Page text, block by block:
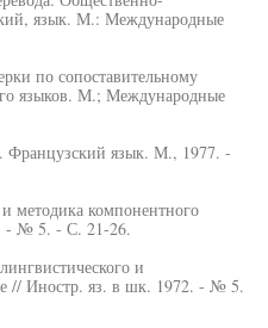
язык. М.: Международные
по сопоставительному
языков. М.; Международные
язык. М., 1977. -
методика компонентного
- № 5. - С. 21-26.
и
// Иностр. яз. в шк. 1972. - № 5.